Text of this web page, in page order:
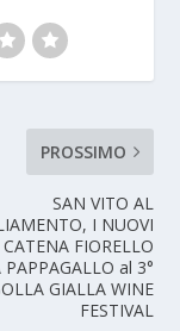
PROSSIMO
SAN VITO AL
I NUOVI
FIORELLO
PAPPAGALLO al 3°
GIALLA WINE
FESTIVAL